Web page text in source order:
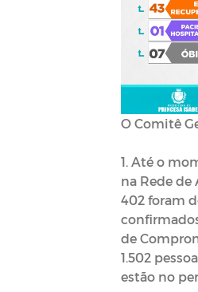
O Comitê
1. Até o
na Rede de
402 foram
de
1.502
estão no